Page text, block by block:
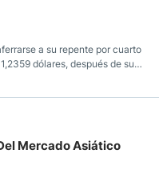
a su repente por cuarto
dólares, después de su
Mercado Asiático